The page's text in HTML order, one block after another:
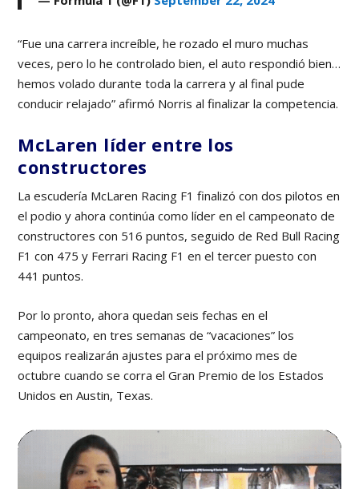
“Fue una carrera increíble, he rozado el muro muchas
veces, pero lo he controlado bien, el auto respondió bien…
hemos volado durante toda la carrera y al final pude
conducir relajado” afirmó Norris al finalizar la competencia.
McLaren líder entre los
constructores
La escudería McLaren Racing F1 finalizó con dos pilotos en
el podio y ahora continúa como líder en el campeonato de
constructores con 516 puntos, seguido de Red Bull Racing
F1 con 475 y Ferrari Racing F1 en el tercer puesto con
441 puntos.
Por lo pronto, ahora quedan seis fechas en el
campeonato, en tres semanas de “vacaciones” los
equipos realizarán ajustes para el próximo mes de
octubre cuando se corra el Gran Premio de los Estados
Unidos en Austin, Texas.